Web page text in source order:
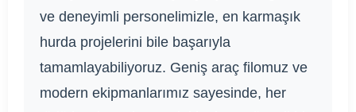
ve deneyimli personelimizle, en karmaşık
hurda projelerini bile başarıyla
tamamlayabiliyoruz. Geniş araç filomuz ve
modern ekipmanlarımız sayesinde, her